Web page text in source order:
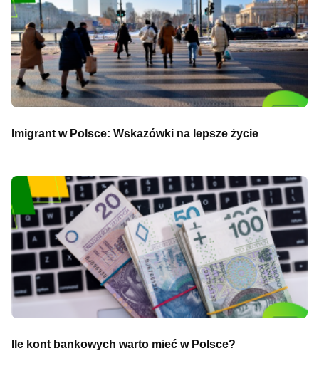
Imigrant w Polsce: Wskazówki na lepsze życie
Ile kont bankowych warto mieć w Polsce?